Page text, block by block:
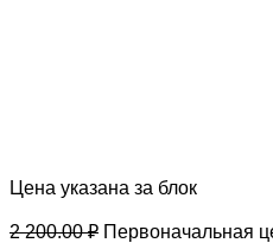
Цена указана за блок
2 200.00₽ Первоначальная